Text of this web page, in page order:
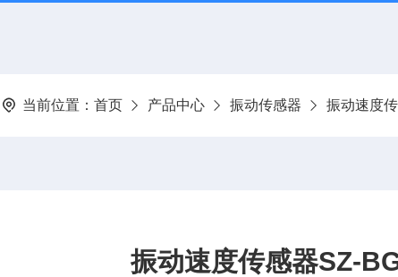
当前位置： 首页 产品中心 振动传感器 振动速度
振动速度传感器SZ-